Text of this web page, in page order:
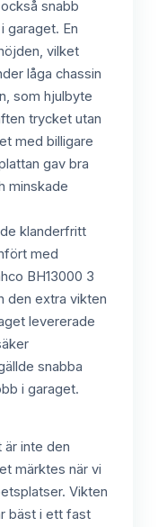
snabb
garaget. En
vilket
låga chassin
som hjulbyte
trycket utan
med billigare
gav bra
minskade
klanderfritt
med
BH13000 3
den extra vikten
levererade
snabba
i garaget.
är inte den
märktes när vi
Vikten
bäst i ett fast